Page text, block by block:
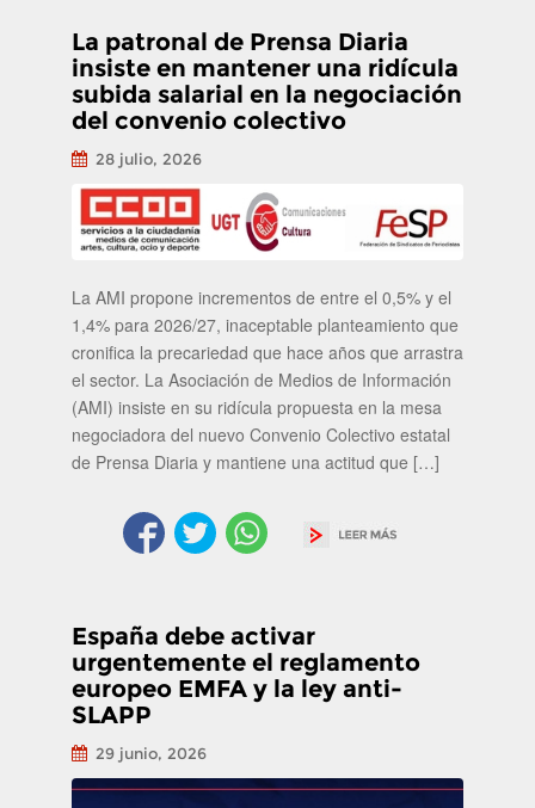
La patronal de Prensa Diaria
insiste en mantener una ridícula
subida salarial en la negociación
del convenio colectivo
28 julio, 2026
La AMI propone incrementos de entre el 0,5% y el
1,4% para 2026/27, inaceptable planteamiento que
cronifica la precariedad que hace años que arrastra
el sector. La Asociación de Medios de Información
(AMI) insiste en su ridícula propuesta en la mesa
negociadora del nuevo Convenio Colectivo estatal
de Prensa Diaria y mantiene una actitud que […]
España debe activar
urgentemente el reglamento
europeo EMFA y la ley anti-
SLAPP
29 junio, 2026